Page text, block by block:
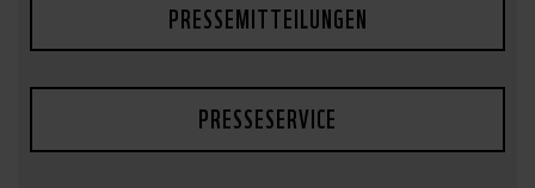
PRESSEMITTEILUNGEN
PRESSESERVICE